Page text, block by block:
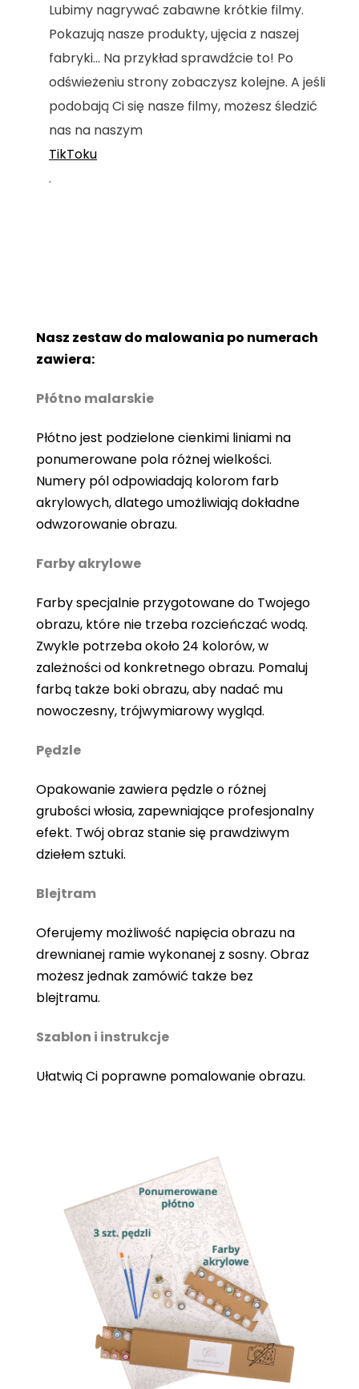
Lubimy nagrywać zabawne krótkie filmy.
Pokazują nasze produkty, ujęcia z naszej
fabryki... Na przykład sprawdźcie to! Po
odświeżeniu strony zobaczysz kolejne. A jeśli
podobają Ci się nasze filmy, możesz śledzić
nas na naszym
TikToku
.
Nasz zestaw do malowania po numerach
zawiera:
Płótno malarskie
Płótno jest podzielone cienkimi liniami na
ponumerowane pola różnej wielkości.
Numery pól odpowiadają kolorom farb
akrylowych, dlatego umożliwiają dokładne
odwzorowanie obrazu.
Farby akrylowe
Farby specjalnie przygotowane do Twojego
obrazu, które nie trzeba rozcieńczać wodą.
Zwykle potrzeba około 24 kolorów, w
zależności od konkretnego obrazu. Pomaluj
farbą także boki obrazu, aby nadać mu
nowoczesny, trójwymiarowy wygląd.
Pędzle
Opakowanie zawiera pędzle o różnej
grubości włosia, zapewniające profesjonalny
efekt. Twój obraz stanie się prawdziwym
dziełem sztuki.
Blejtram
Oferujemy możliwość napięcia obrazu na
drewnianej ramie wykonanej z sosny. Obraz
możesz jednak zamówić także bez
blejtramu.
Szablon i instrukcje
Ułatwią Ci poprawne pomalowanie obrazu.